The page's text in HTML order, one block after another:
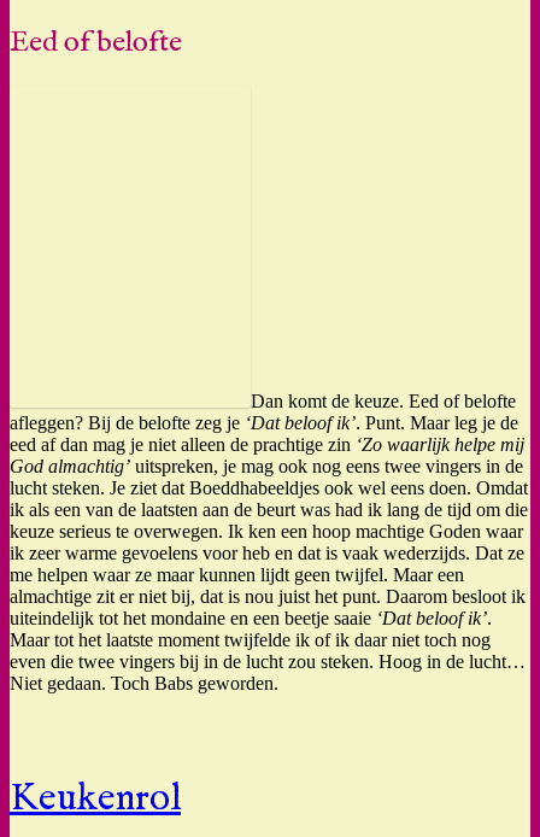
Eed of belofte
Dan komt de keuze. Eed of belofte
afleggen? Bij de belofte zeg je ‘Dat beloof ik’. Punt. Maar leg je de
eed af dan mag je niet alleen de prachtige zin ‘Zo waarlijk helpe mij
God almachtig’ uitspreken, je mag ook nog eens twee vingers in de
lucht steken. Je ziet dat Boeddhabeeldjes ook wel eens doen. Omdat
ik als een van de laatsten aan de beurt was had ik lang de tijd om die
keuze serieus te overwegen. Ik ken een hoop machtige Goden waar
ik zeer warme gevoelens voor heb en dat is vaak wederzijds. Dat ze
me helpen waar ze maar kunnen lijdt geen twijfel. Maar een
almachtige zit er niet bij, dat is nou juist het punt. Daarom besloot ik
uiteindelijk tot het mondaine en een beetje saaie ‘Dat beloof ik’.
Maar tot het laatste moment twijfelde ik of ik daar niet toch nog
even die twee vingers bij in de lucht zou steken. Hoog in de lucht…
Niet gedaan. Toch Babs geworden.
Keukenrol